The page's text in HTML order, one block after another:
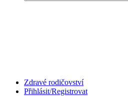
Zdravé rodičovství
Přihlásit/Registrovat